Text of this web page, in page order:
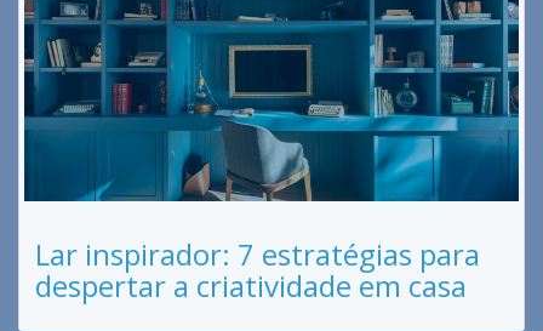
Lar inspirador: 7 estratégias para
despertar a criatividade em casa